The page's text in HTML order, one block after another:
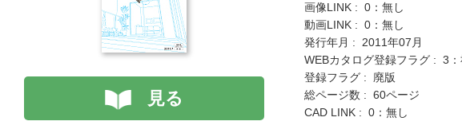
見る
画像LINK : 0：無し
動画LINK : 0：無し
発行年月 : 2011年07月
WEBカタログ登録フラグ : 3
登録フラグ : 廃版
総ページ数 : 60ページ
CAD LINK : 0：無し